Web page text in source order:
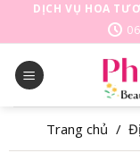
DỊCH VỤ HOA
Trang chủ /